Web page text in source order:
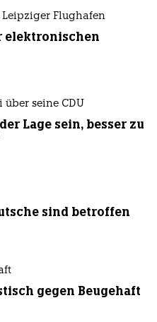
Flughafen
elektronischen
seine CDU
Lage sein, besser zu
sind betroffen
gegen Beugehaft